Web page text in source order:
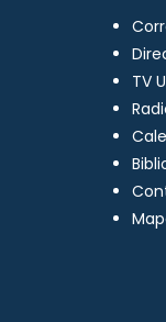
TV